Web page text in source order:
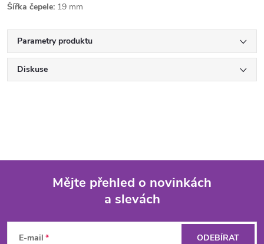
Šířka čepele: 19 mm
Parametry produktu
Diskuse
Mějte přehled o novinkách
a slevách
E-mail ODEBÍRAT